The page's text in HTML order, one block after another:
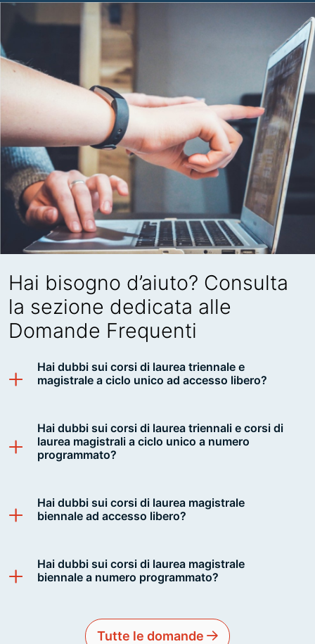
Hai bisogno d’aiuto? Consulta
la sezione dedicata alle
Domande Frequenti
Hai dubbi sui corsi di laurea triennale e
magistrale a ciclo unico ad accesso libero?
Hai dubbi sui corsi di laurea triennali e corsi di
laurea magistrali a ciclo unico a numero
programmato?
Hai dubbi sui corsi di laurea magistrale
biennale ad accesso libero?
Hai dubbi sui corsi di laurea magistrale
biennale a numero programmato?
Tutte le domande